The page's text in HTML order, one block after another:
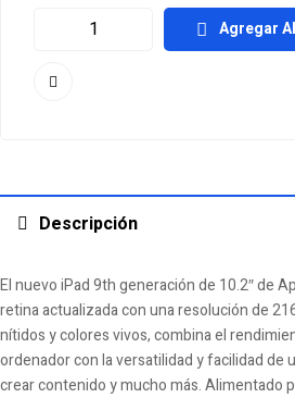
Agregar
Descripción
El nuevo iPad 9th generación de 10.2″ de
retina actualizada con una resolución de
nítidos y colores vivos, combina el
ordenador con la versatilidad y facilidad de
crear contenido y mucho más. Alimentado